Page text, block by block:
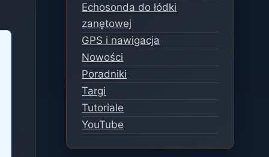
Echosonda do łódki
zanętowej
GPS i nawigacja
Nowości
Poradniki
Targi
Tutoriale
YouTube